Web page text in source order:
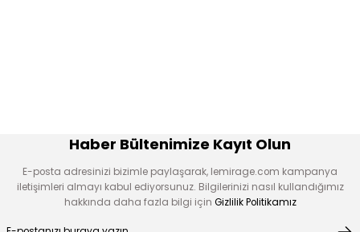
V Kuplu Taş Detay Elbise
Haber Bültenimize Kayıt Olun
E-posta adresinizi bizimle paylaşarak, lemirage.com kampanya
iletişimleri almayı kabul ediyorsunuz. Bilgilerinizi nasıl kullandığımız
hakkında daha fazla bilgi için Gizlilik Politikamız